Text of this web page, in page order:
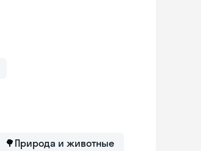
🌳 Природа и животные